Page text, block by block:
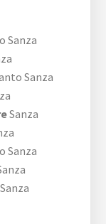
Sanza
Sanza
Sanza
Sanza